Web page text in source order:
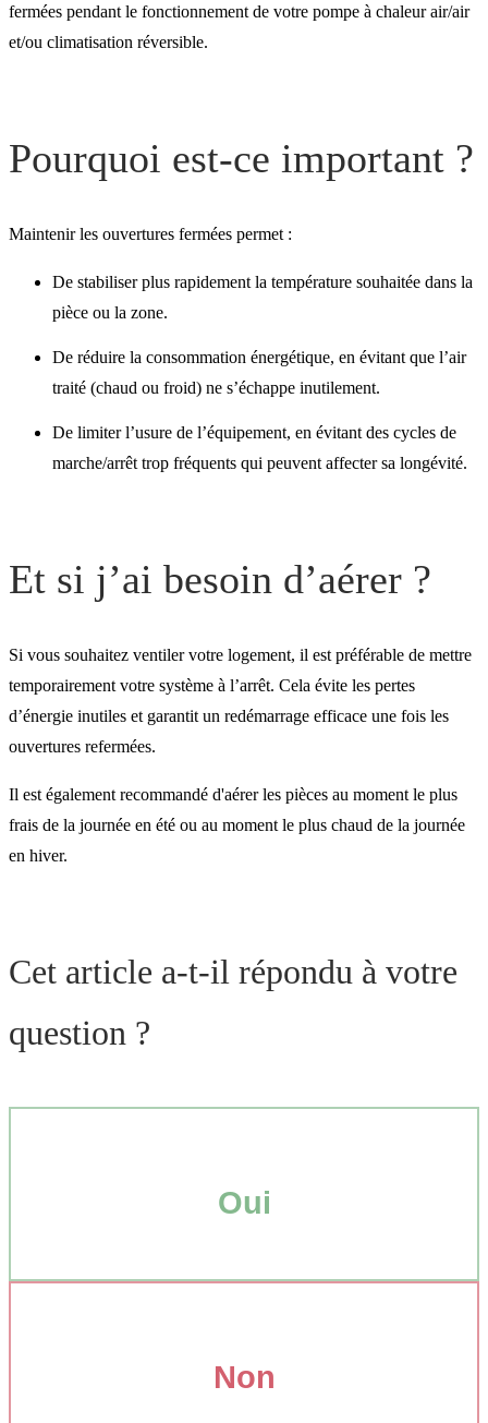
Et si j’ai besoin d’aérer ?
fermées pendant le fonctionnement de votre pompe à chaleur air/air
et/ou climatisation réversible.
Pourquoi est-ce important ?
Maintenir les ouvertures fermées permet :
De stabiliser plus rapidement la température souhaitée dans la
pièce ou la zone.
De réduire la consommation énergétique, en évitant que l’air
traité (chaud ou froid) ne s’échappe inutilement.
De limiter l’usure de l’équipement, en évitant des cycles de
marche/arrêt trop fréquents qui peuvent affecter sa longévité.
Et si j’ai besoin d’aérer ?
Si vous souhaitez ventiler votre logement, il est préférable de mettre
temporairement votre système à l’arrêt. Cela évite les pertes
d’énergie inutiles et garantit un redémarrage efficace une fois les
ouvertures refermées.
Il est également recommandé d'aérer les pièces au moment le plus
frais de la journée en été ou au moment le plus chaud de la journée
en hiver.
Cet article a-t-il répondu à votre
question ?
Oui
Non